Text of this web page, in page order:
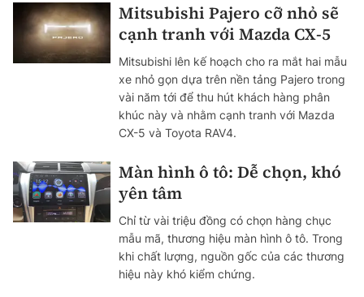
Mitsubishi Pajero cỡ nhỏ sẽ
cạnh tranh với Mazda CX-5
Mitsubishi lên kế hoạch cho ra mắt hai mẫu
xe nhỏ gọn dựa trên nền tảng Pajero trong
vài năm tới để thu hút khách hàng phân
khúc này và nhằm cạnh tranh với Mazda
CX-5 và Toyota RAV4.
Màn hình ô tô: Dễ chọn, khó
yên tâm
Chỉ từ vài triệu đồng có chọn hàng chục
mẫu mã, thương hiệu màn hình ô tô. Trong
khi chất lượng, nguồn gốc của các thương
hiệu này khó kiểm chứng.